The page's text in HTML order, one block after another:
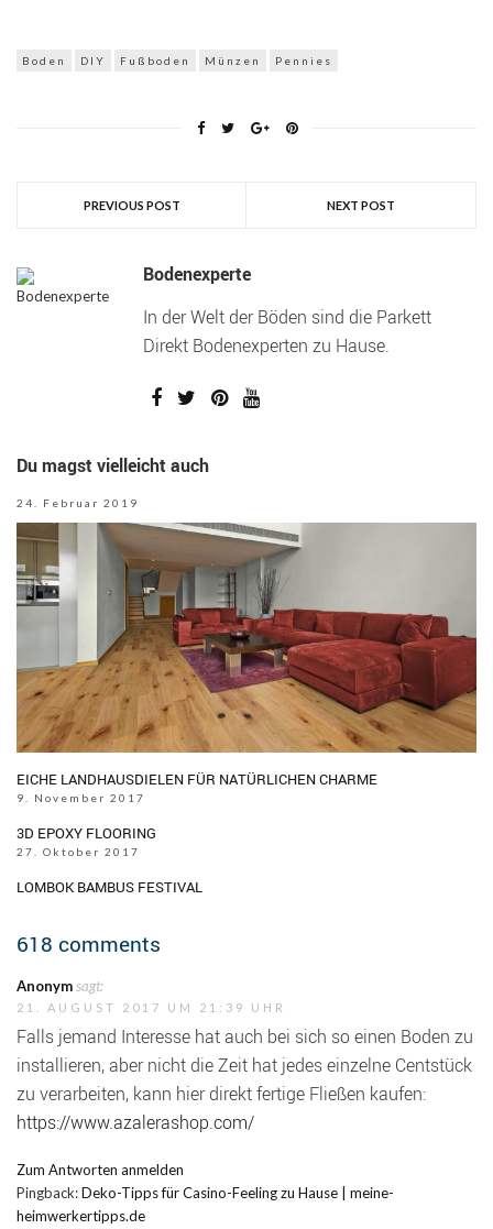
Boden DIY Fußboden Münzen Pennies
PREVIOUS POST NEXT POST
Bodenexperte
In der Welt der Böden sind die Parkett
Direkt Bodenexperten zu Hause.
Du magst vielleicht auch
24. Februar 2019
EICHE LANDHAUSDIELEN FÜR NATÜRLICHEN CHARME
9. November 2017
3D EPOXY FLOORING
27. Oktober 2017
LOMBOK BAMBUS FESTIVAL
618 comments
Anonymsagt:
21. AUGUST 2017 UM 21:39 UHR
Falls jemand Interesse hat auch bei sich so einen Boden zu
installieren, aber nicht die Zeit hat jedes einzelne Centstück
zu verarbeiten, kann hier direkt fertige Fließen kaufen:
https://www.azalerashop.com/
Zum Antworten anmelden
Pingback:Deko-Tipps für Casino-Feeling zu Hause | meine-
heimwerkertipps.de